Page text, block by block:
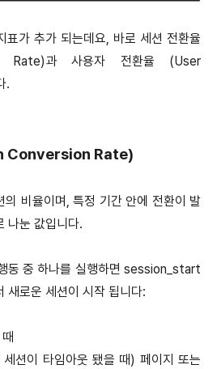
표가 추가 되는데요, 바로 세션 전환율
Rate)과 사용자 전환율 (User
.
Conversion Rate)
의 비율이며, 특정 기간 안에 전환이 발
나눈 값입니다.
동 중 하나를 실행하면 session_start
새로운 세션이 시작 됩니다:
션이 타임아웃 됐을 때) 페이지 또는